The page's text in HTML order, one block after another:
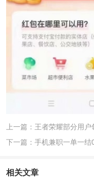
上一篇：王者荣耀部分用
下一篇：手机兼职一单一结
相关文章